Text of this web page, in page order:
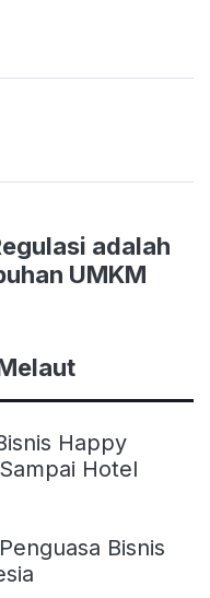
adalah
UMKM
Happy
Hotel
Bisnis